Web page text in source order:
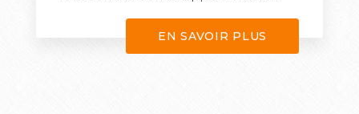
EN SAVOIR PLUS